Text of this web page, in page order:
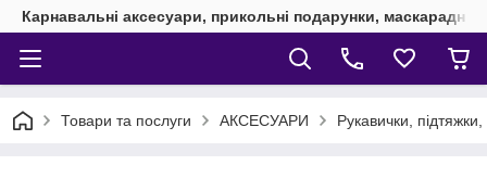
Карнавальні аксесуари, прикольні подарунки, маскарадні
Товари та послуги АКСЕСУАРИ Рукавички, підтяжки,